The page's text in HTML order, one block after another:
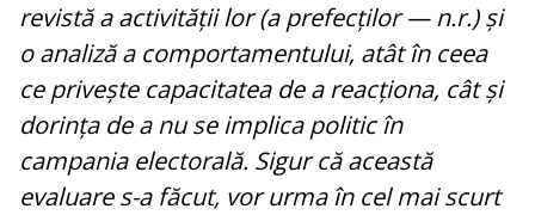
revistă a activității lor (a prefecților — n.r.)și
o analiză a comportamentului, atât în ceea
ce privește capacitatea de a reacționa, cât și
dorința de a nu se implica politic în
campania electorală. Sigur că această
evaluare s-a făcut, vor urma în cel mai scurt